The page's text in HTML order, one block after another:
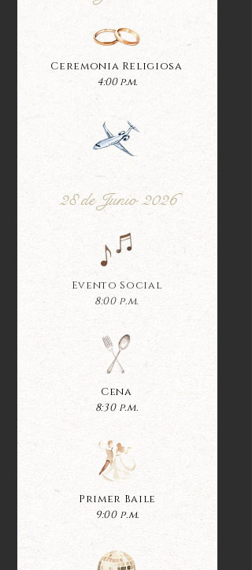
Ceremonia Religiosa
4:00 p.m.
28 de Junio 2026
Evento Social
8:00 p.m.
Cena
8:30 p.m.
Primer Baile
9:00 p.m.